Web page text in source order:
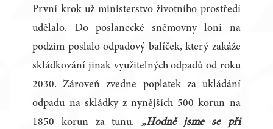
První krok už ministerstvo životního prostředí
udělalo. Do poslanecké sněmovny loni na
podzim poslalo odpadový balíček, který zakáže
skládkování jinak využitelných odpadů od roku
2030. Zároveň zvedne poplatek za ukládání
odpadu na skládky z nynějších 500 korun na
1850 korun za tunu. „Hodně jsme se při